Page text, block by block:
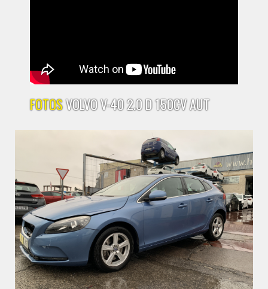
FOTOSVOLVO V-40 2.0 D 150CV AUT